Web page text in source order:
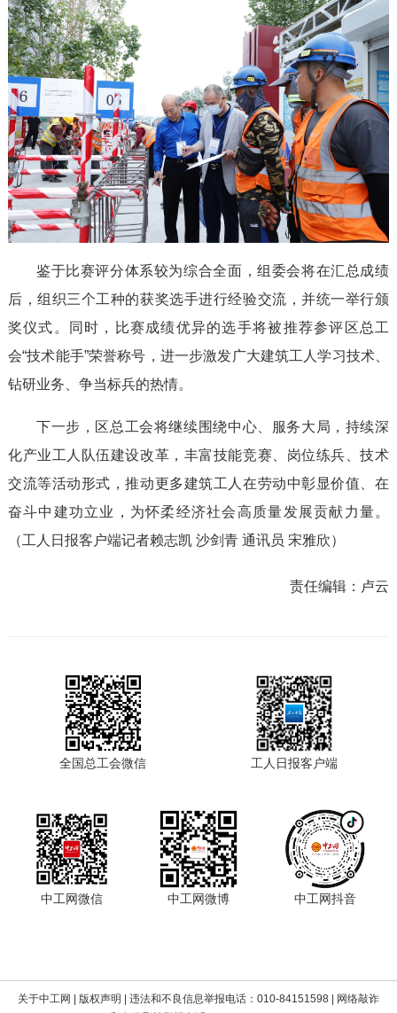
鉴于比赛评分体系较为综合全面，组委会将在汇总成绩
后，组织三个工种的获奖选手进行经验交流，并统一举行颁
奖仪式。同时，比赛成绩优异的选手将被推荐参评区总工
会“技术能手”荣誉称号，进一步激发广大建筑工人学习技术、
钻研业务、争当标兵的热情。
下一步，区总工会将继续围绕中心、服务大局，持续深
化产业工人队伍建设改革，丰富技能竞赛、岗位练兵、技术
交流等活动形式，推动更多建筑工人在劳动中彰显价值、在
奋斗中建功立业，为怀柔经济社会高质量发展贡献力量。
（工人日报客户端记者赖志凯 沙剑青 通讯员 宋雅欣）
责任编辑： 卢云
全国总工会微信 工人日报客户端
中工网微信 中工网微博 中工网抖音
关于中工网 | 版权声明 | 违法和不良信息举报电话：010-84151598 | 网络敲诈